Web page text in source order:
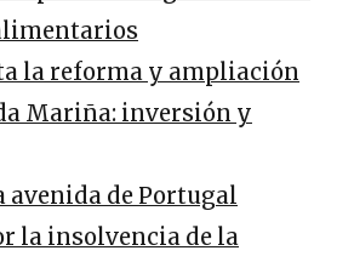
la reforma y ampliación
Mariña: inversión y
avenida de Portugal
la insolvencia de la